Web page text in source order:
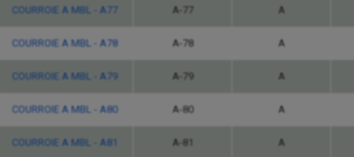
COURROIE A MBL - A77 A-77 A
COURROIE A MBL - A78 A-78 A
COURROIE A MBL - A79 A-79 A
COURROIE A MBL - A80 A-80 A
COURROIE A MBL - A81 A-81 A